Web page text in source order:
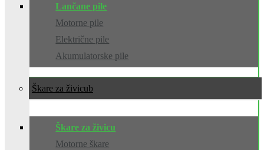
Lančane pile
Motorne pile
Električne pile
Akumulatorske pile
Škare za živicu
Škare za živicu
Motorne škare